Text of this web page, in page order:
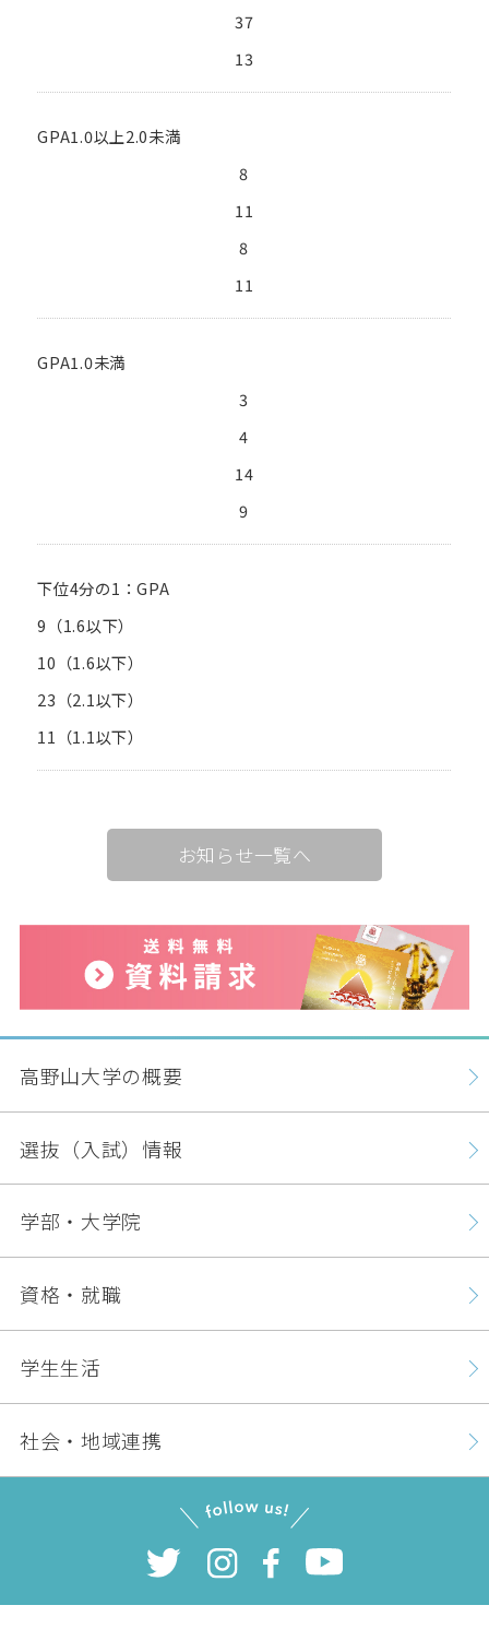
37
13
GPA1.0以上2.0未満
8
11
8
11
GPA1.0未満
3
4
14
9
下位4分の1：GPA
9（1.6以下）
10（1.6以下）
23（2.1以下）
11（1.1以下）
お知らせ一覧へ
高野山大学の概要
選抜（入試）情報
学部・大学院
資格・就職
学生生活
社会・地域連携